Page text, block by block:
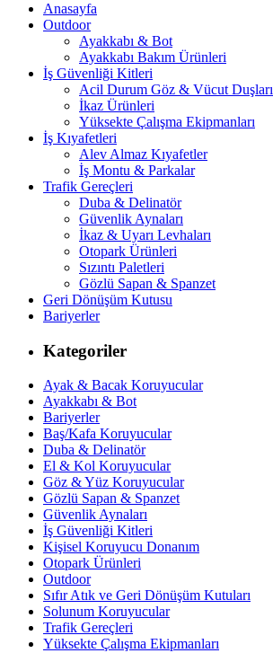
Anasayfa
Outdoor
Ayakkabı & Bot
Ayakkabı Bakım Ürünleri
İş Güvenliği Kitleri
Acil Durum Göz & Vücut Duşları
İkaz Ürünleri
Yüksekte Çalışma Ekipmanları
İş Kıyafetleri
Alev Almaz Kıyafetler
İş Montu & Parkalar
Trafik Gereçleri
Duba & Delinatör
Güvenlik Aynaları
İkaz & Uyarı Levhaları
Otopark Ürünleri
Sızıntı Paletleri
Gözlü Sapan & Spanzet
Geri Dönüşüm Kutusu
Bariyerler
Kategoriler
Ayak & Bacak Koruyucular
Ayakkabı & Bot
Bariyerler
Baş/Kafa Koruyucular
Duba & Delinatör
El & Kol Koruyucular
Göz & Yüz Koruyucular
Gözlü Sapan & Spanzet
Güvenlik Aynaları
İş Güvenliği Kitleri
Kişisel Koruyucu Donanım
Otopark Ürünleri
Outdoor
Sıfır Atık ve Geri Dönüşüm Kutuları
Solunum Koruyucular
Trafik Gereçleri
Yüksekte Çalışma Ekipmanları